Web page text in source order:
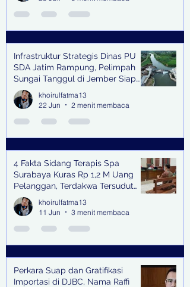
Infrastruktur Strategis Dinas PU
SDA Jatim Rampung, Pelimpah
Sungai Tanggul di Jember Siap
Bangkitkan Swasembada Pangan
dan Pengendali Banjir
khoirulfatma13
22 Jun
2 menit membaca
4 Fakta Sidang Terapis Spa
Surabaya Kuras Rp 1,2 M Uang
Pelanggan, Terdakwa Tersudut
oleh Keterangan Saksi Kunci
khoirulfatma13
11 Jun
3 menit membaca
Perkara Suap dan Gratifikasi
Importasi di DJBC, Nama Raffi